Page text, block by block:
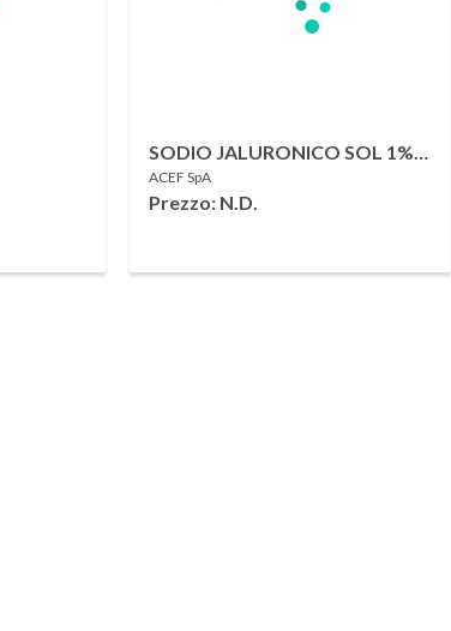
SODIO JALURONICO SOL 1%
100G
ACEF SpA
Prezzo: N.D.